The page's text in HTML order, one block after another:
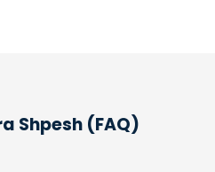
Shpesh (FAQ)